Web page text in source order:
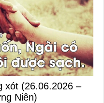
xót (26.06.2026 –
Niên)